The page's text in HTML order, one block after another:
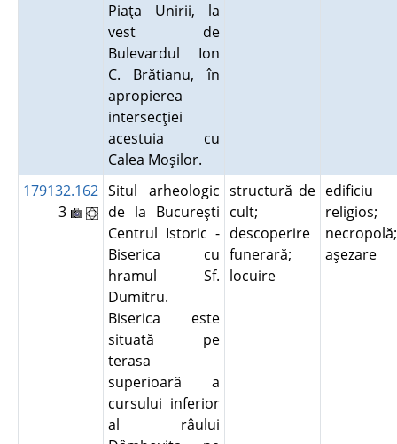
Piaţa Unirii, la
vest de
Bulevardul Ion
C. Brătianu, în
apropierea
intersecţiei
acestuia cu
Calea Moşilor.
179132.162
3
Situl arheologic
de la Bucureşti
Centrul Istoric -
Biserica cu
hramul Sf.
Dumitru.
Biserica este
situată pe
terasa
superioară a
cursului inferior
al râului
structură de
cult;
descoperire
funerară;
locuire
edificiu
religios;
necropolă;
aşezare